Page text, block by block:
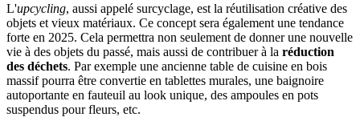
L'upcycling, aussi appelé surcyclage, est la réutilisation créative des
objets et vieux matériaux. Ce concept sera également une tendance
forte en 2025. Cela permettra non seulement de donner une nouvelle
vie à des objets du passé, mais aussi de contribuer à la réduction
des déchets. Par exemple une ancienne table de cuisine en bois
massif pourra être convertie en tablettes murales, une baignoire
autoportante en fauteuil au look unique, des ampoules en pots
suspendus pour fleurs, etc.